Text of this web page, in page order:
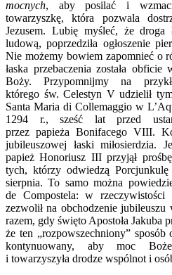
mocnych, aby posilać i
towarzyszkę, która pozwala
Jezusem. Lubię myśleć, że droga
ludową, poprzedziła ogłoszenie
Nie możemy bowiem zapomnieć o
łaska przebaczenia została
Boży. Przypomnijmy na
którego św. Celestyn V udzielił
Santa Maria di Collemaggio w
1294 r., sześć lat przed
przez papieża Bonifacego VIII.
jubileuszowej łaski miłosierdzia.
papież Honoriusz III przyjął
tych, którzy odwiedzą
sierpnia. To samo można
de Compostela: w
zezwolił na obchodzenie
razem, gdy święto Apostoła Jakuba
że ten „rozpowszechniony”
kontynuowany, aby moc
i towarzyszyła drodze wspólnot i